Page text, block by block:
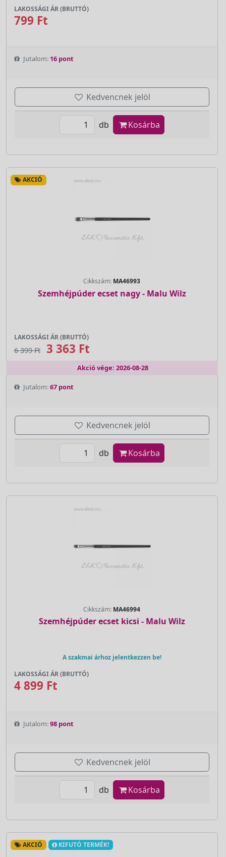
LAKOSSÁGI ÁR (BRUTTÓ)
799 Ft
Jutalom: 16 pont
Kedvencnek jelöl
db Kosárba
AKCIÓ
Cikkszám: MA46993
Szemhéjpúder ecset nagy - Malu Wilz
LAKOSSÁGI ÁR (BRUTTÓ)
6 399 Ft 3 363 Ft
Akció vége: 2026-08-28
Jutalom:67 pont
Kedvencnek jelöl
db Kosárba
Cikkszám: MA46994
Szemhéjpúder ecset kicsi - Malu Wilz
A szakmai árhoz jelentkezzen be!
LAKOSSÁGI ÁR (BRUTTÓ)
4 899 Ft
Jutalom:98 pont
Kedvencnek jelöl
db Kosárba
AKCIÓ KIFUTÓ TERMÉK!